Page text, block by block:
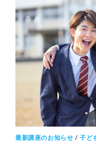
最新講座のお知らせ /子ど